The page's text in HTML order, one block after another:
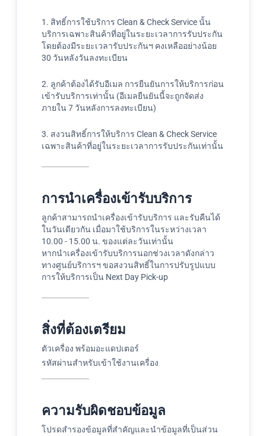
1. สิทธิ์การใช้บริการ Clean & Check Service นั้น
บริการเฉพาะสินค้าที่อยู่ในระยะเวลาการรับประกัน
โดยต้องมีระยะเวลารับประกันฯ คงเหลืออย่างน้อย
30 วันหลังวันลงทะเบียน
2. ลูกค้าต้องได้รับอีเมล การยืนยันการให้บริการก่อน
เข้ารับบริการเท่านั้น (อีเมลยืนยันนี้จะถูกจัดส่ง
ภายใน 7 วันหลังการลงทะเบียน)
3. สงวนสิทธิ์การให้บริการ Clean & Check Service
เฉพาะสินค้าที่อยู่ในระยะเวลาการรับประกันเท่านั้น
การนำเครื่องเข้ารับบริการ
ลูกค้าสามารถนำเครื่องเข้ารับบริการ และรับคืนได้
ในวันเดียวกัน เมื่อมาใช้บริการในระหว่างเวลา
10.00 - 15.00 น. ของแต่ละวันเท่านั้น
หากนำเครื่องเข้ารับบริการนอกช่วงเวลาดังกล่าว
ทางศูนย์บริการฯ ขอสงวนสิทธิ์ในการปรับรูปแบบ
การให้บริการเป็น Next Day Pick-up
สิ่งที่ต้องเตรียม
ตัวเครื่อง พร้อมอะแดปเตอร์
รหัสผ่านสำหรับเข้าใช้งานเครื่อง
ความรับผิดชอบข้อมูล
โปรดสำรองข้อมูลที่สำคัญและนำข้อมูลที่เป็นส่วน